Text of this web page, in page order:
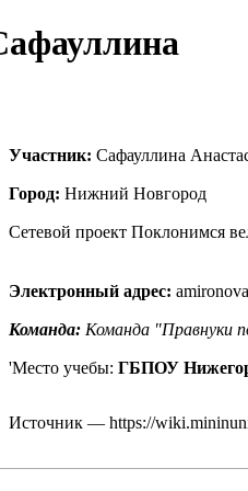
Участник: Сафауллина
Город:Нижний Новгород
Сетевой проект Поклонимся
Электронный адрес:
Команда: Команда "Правнуки
'Место учебы: ГБПОУ
Источник —https://